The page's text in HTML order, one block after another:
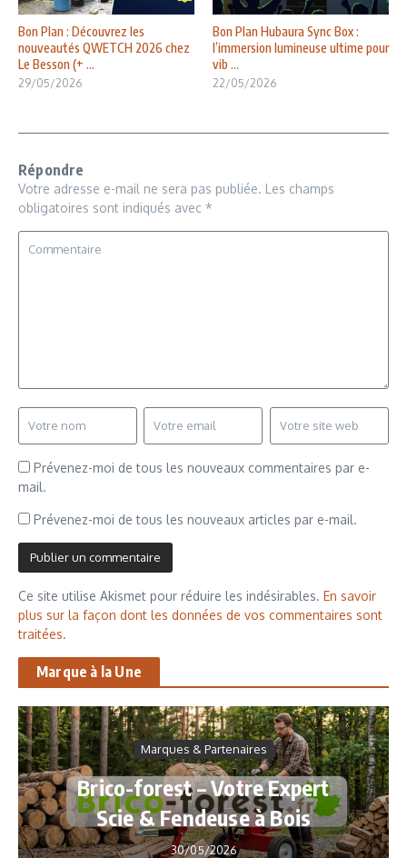
Bon Plan : Découvrez les
nouveautés QWETCH 2026 chez
Le Besson (+ ...
29/05/2026
Bon Plan Hubaura Sync Box :
l’immersion lumineuse ultime pour
vib ...
22/05/2026
Répondre
Votre adresse e-mail ne sera pas publiée. Les champs
obligatoires sont indiqués avec *
Prévenez-moi de tous les nouveaux commentaires par e-
mail.
Prévenez-moi de tous les nouveaux articles par e-mail.
Ce site utilise Akismet pour réduire les indésirables. En savoir
plus sur la façon dont les données de vos commentaires sont
traitées.
Marque à la Une
Marques & Partenaires
Brico-forest – Votre Expert
Scie & Fendeuse à Bois
30/05/2026